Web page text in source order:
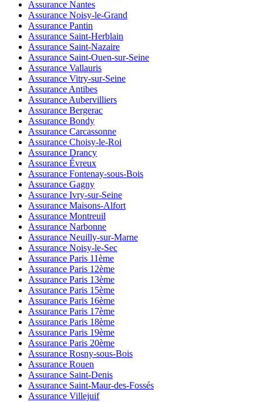
Assurance Nantes
Assurance Noisy-le-Grand
Assurance Pantin
Assurance Saint-Herblain
Assurance Saint-Nazaire
Assurance Saint-Ouen-sur-Seine
Assurance Vallauris
Assurance Vitry-sur-Seine
Assurance Antibes
Assurance Aubervilliers
Assurance Bergerac
Assurance Bondy
Assurance Carcassonne
Assurance Choisy-le-Roi
Assurance Drancy
Assurance Évreux
Assurance Fontenay-sous-Bois
Assurance Gagny
Assurance Ivry-sur-Seine
Assurance Maisons-Alfort
Assurance Montreuil
Assurance Narbonne
Assurance Neuilly-sur-Marne
Assurance Noisy-le-Sec
Assurance Paris 11ème
Assurance Paris 12ème
Assurance Paris 13ème
Assurance Paris 15ème
Assurance Paris 16ème
Assurance Paris 17ème
Assurance Paris 18ème
Assurance Paris 19ème
Assurance Paris 20ème
Assurance Rosny-sous-Bois
Assurance Rouen
Assurance Saint-Denis
Assurance Saint-Maur-des-Fossés
Assurance Villejuif